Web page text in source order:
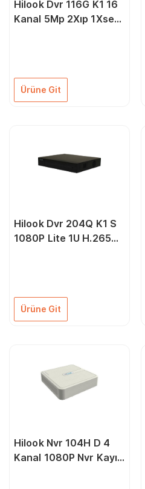
Hilook Dvr 116G K1 16
Kanal 5Mp 2Xıp 1Xses
Dvr Kayıt Cihazı
Ürüne Git
Hilook Dvr 204Q K1 S
1080P Lite 1U H.265
Ürüne Git
Hilook Nvr 104H D 4
Kanal 1080P Nvr Kayıt